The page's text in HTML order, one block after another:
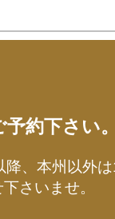
予約下さい
、本州以外
さいませ。